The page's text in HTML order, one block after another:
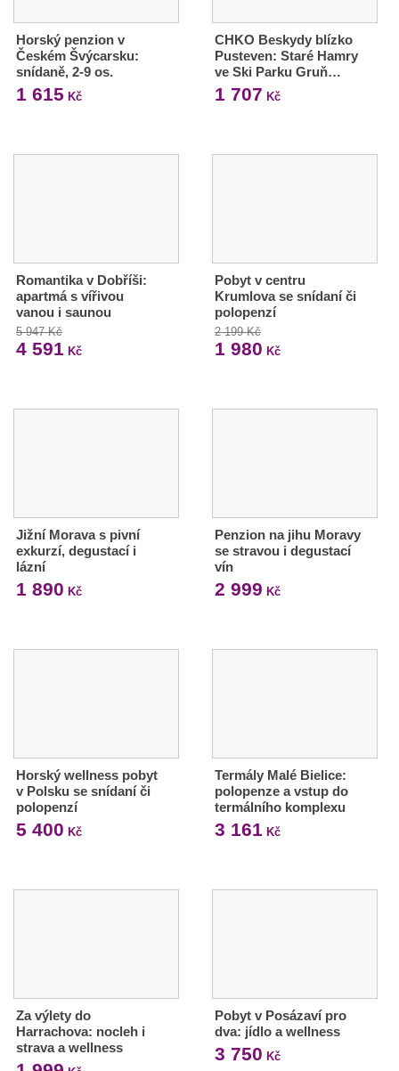
Horský penzion v
Českém Švýcarsku:
snídaně, 2-9 os.
1 615 Kč
CHKO Beskydy blízko
Pusteven: Staré Hamry
ve Ski Parku Gruň…
1 707 Kč
Romantika v Dobříši:
apartmá s vířivou
vanou i saunou
5 947 Kč
4 591 Kč
Pobyt v centru
Krumlova se snídaní či
polopenzí
2 199 Kč
1 980 Kč
Jižní Morava s pivní
exkurzí, degustací i
lázní
1 890 Kč
Penzion na jihu Moravy
se stravou i degustací
vín
2 999 Kč
Horský wellness pobyt
v Polsku se snídaní či
polopenzí
5 400 Kč
Termály Malé Bielice:
polopenze a vstup do
termálního komplexu
3 161 Kč
Za výlety do
Harrachova: nocleh i
strava a wellness
Pobyt v Posázaví pro
dva: jídlo a wellness
3 750 Kč